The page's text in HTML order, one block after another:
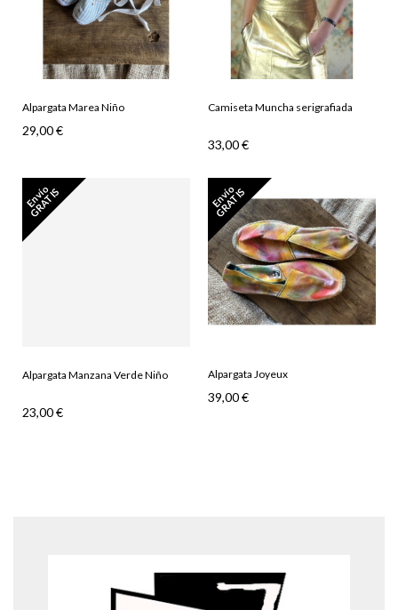
Alpargata Marea Niño
29,00 €
Camiseta Muncha serigrafiada
33,00 €
E
n
v
í
o
G
R
A
T
I
S
Alpargata Manzana Verde Niño
23,00 €
E
n
v
í
o
G
R
A
T
I
S
Alpargata Joyeux
39,00 €